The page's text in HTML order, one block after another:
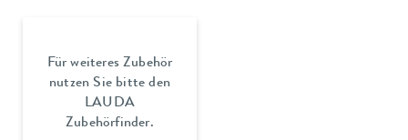
Für weiteres Zubehör
nutzen Sie bitte den
LAUDA
Zubehörfinder.